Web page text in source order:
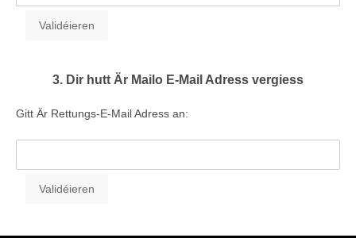
3. Dir hutt Är Mailo E-Mail Adress vergiess
Gitt Är Rettungs-E-Mail Adress an: